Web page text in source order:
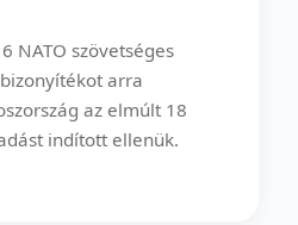
NATO szövetséges
arra
az elmúlt 18
indított ellenük.